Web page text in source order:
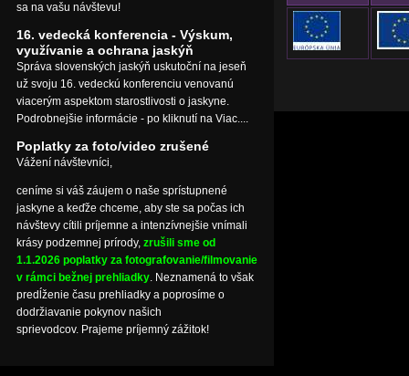
sa na vašu návštevu!
16. vedecká konferencia - Výskum,
využívanie a ochrana jaskýň
Správa slovenských jaskýň uskutoční na jeseň
už svoju 16. vedeckú konferenciu venovanú
viacerým aspektom starostlivosti o jaskyne.
Podrobnejšie informácie - po kliknutí na Viac....
Poplatky za foto/video zrušené
Vážení návštevníci,
ceníme si váš záujem o naše sprístupnené
jaskyne a keďže chceme, aby ste sa počas ich
návštevy cítili príjemne a intenzívnejšie vnímali
krásy podzemnej prírody, zrušili sme od
1.1.2026 poplatky za fotografovanie/filmovanie
v rámci bežnej prehliadky. Neznamená to však
predĺženie času prehliadky a poprosíme o
dodržiavanie pokynov našich
sprievodcov. Prajeme príjemný zážitok!